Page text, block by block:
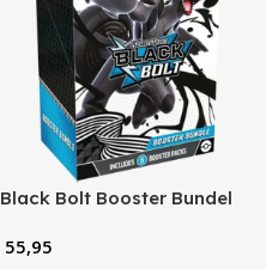
Black Bolt Booster Bundel
55,95